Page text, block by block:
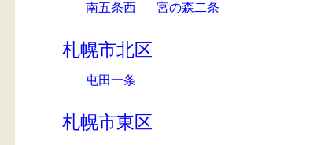
南五条西 宮の森二条
札幌市北区
屯田一条
札幌市東区